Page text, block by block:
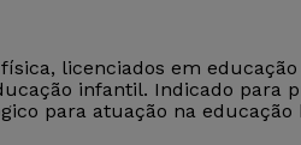
licenciados em
infantil. Indicado para
para atuação na educação